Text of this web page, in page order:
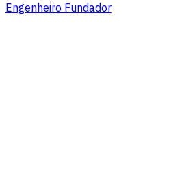
Engenheiro Fundador
Visão geral Problemas de sessão